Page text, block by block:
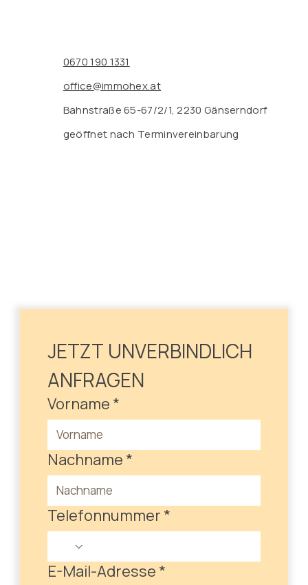
0670 190 1331
office@immohex.at
Bahnstraße 65-67/2/1, 2230 Gänserndorf
geöffnet nach Terminvereinbarung
JETZT UNVERBINDLICH
ANFRAGEN
Vorname *
Nachname *
Telefonnummer *
E-Mail-Adresse *